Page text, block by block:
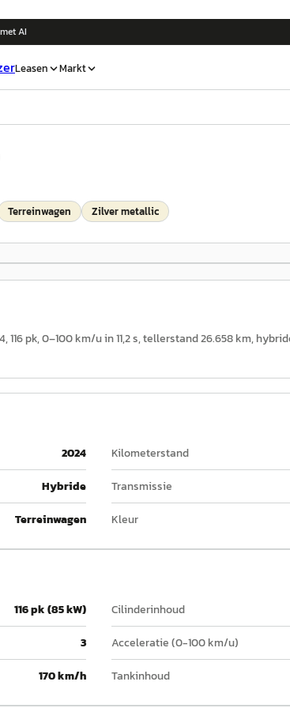
AI
Leasen Markt
Terreinwagen Zilver metallic
116 pk, 0–100 km/u in 11,2 s, tellerstand 26.658 km,
2024 Kilometerstand
Hybride Transmissie
Terreinwagen Kleur
116 pk (85 kW) Cilinderinhoud
3 Acceleratie (0-100 km/u)
170 km/h Tankinhoud